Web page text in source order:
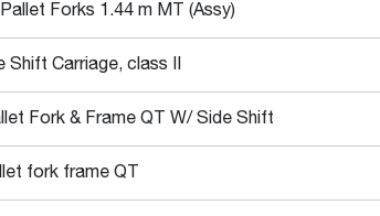
Forks 1.44 m MT (Assy)
Shift Carriage, class II
Fork & Frame QT W/ Side Shift
fork frame QT